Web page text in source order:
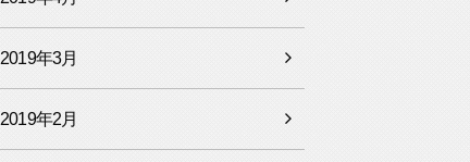
2019年3月
2019年2月